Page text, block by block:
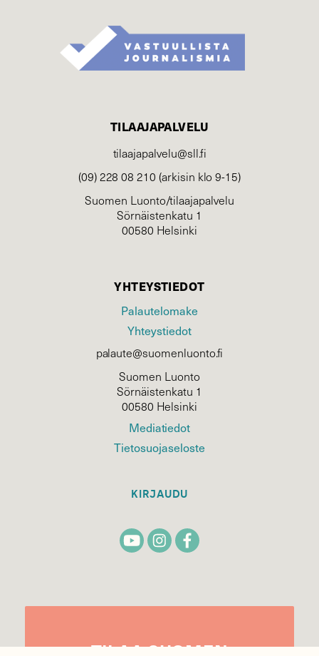
TILAAJAPALVELU
tilaajapalvelu@sll.fi
(09) 228 08 210 (arkisin klo 9-15)
Suomen Luonto/tilaajapalvelu
Sörnäistenkatu 1
00580 Helsinki
YHTEYSTIEDOT
Palautelomake
Yhteystiedot
palaute@suomenluonto.fi
Suomen Luonto
Sörnäistenkatu 1
00580 Helsinki
Mediatiedot
Tietosuojaseloste
KIRJAUDU
TILAASUOMEN